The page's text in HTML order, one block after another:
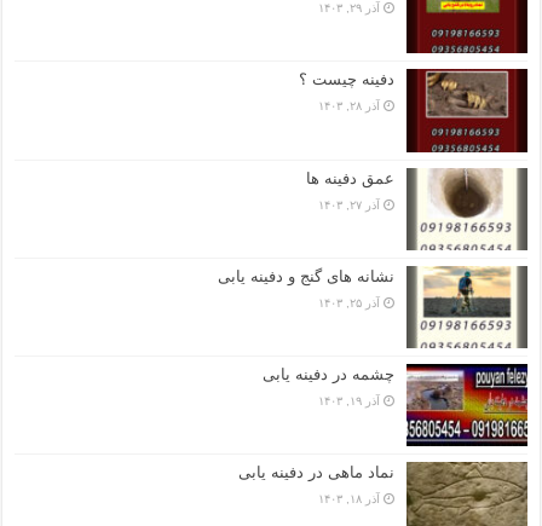
آذر ۲۹, ۱۴۰۳
دفینه چیست ؟
آذر ۲۸, ۱۴۰۳
عمق دفینه ها
آذر ۲۷, ۱۴۰۳
نشانه های گنج و دفینه یابی
آذر ۲۵, ۱۴۰۳
چشمه در دفینه یابی
آذر ۱۹, ۱۴۰۳
نماد ماهی در دفینه یابی
آذر ۱۸, ۱۴۰۳